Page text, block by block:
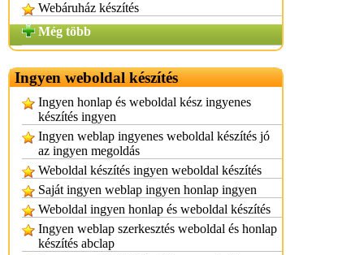
Webáruház készítés
Még több
Ingyen weboldal készítés
Ingyen honlap és weboldal kész ingyenes
készítés ingyen
Ingyen weblap ingyenes weboldal készítés jó
az ingyen megoldás
Weboldal készítés ingyen weboldal készítés
Saját ingyen weblap ingyen honlap ingyen
Weboldal ingyen honlap és weboldal készítés
Ingyen weblap szerkesztés weboldal és honlap
készítés abclap